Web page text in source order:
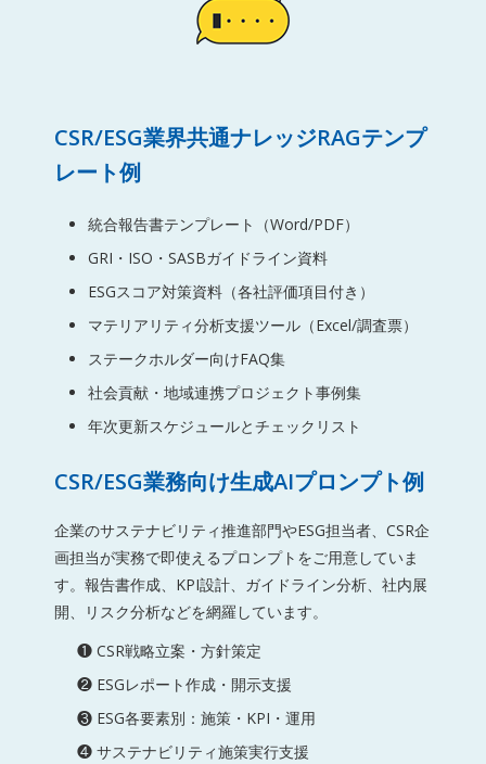
CSR/ESG業界共通ナレッジRAGテンプ
レート例
統合報告書テンプレート（Word/PDF）
GRI・ISO・SASBガイドライン資料
ESGスコア対策資料（各社評価項目付き）
マテリアリティ分析支援ツール（Excel/調査票）
ステークホルダー向けFAQ集
社会貢献・地域連携プロジェクト事例集
年次更新スケジュールとチェックリスト
CSR/ESG業務向け生成AIプロンプト例
企業のサステナビリティ推進部門やESG担当者、CSR企
画担当が実務で即使えるプロンプトをご用意していま
す。報告書作成、KPI設計、ガイドライン分析、社内展
開、リスク分析などを網羅しています。
❶ CSR戦略立案・方針策定
❷ ESGレポート作成・開示支援
❸ ESG各要素別：施策・KPI・運用
❹ サステナビリティ施策実行支援